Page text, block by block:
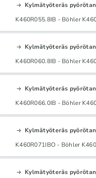
Kylmätyöteräs
K460R055.8IB - Böhler
Kylmätyöteräs
K460R060.8IB - Böhler
Kylmätyöteräs
K460R066.0IB - Böhler
Kylmätyöteräs
K460R071IBO - Böhler K460
Kylmätyöteräs